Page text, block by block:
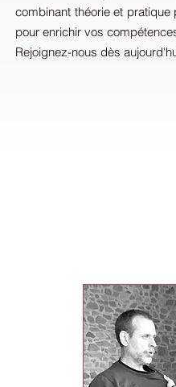
combinant théorie et
pour enrichir vos
Rejoignez-nous dès